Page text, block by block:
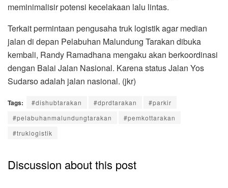
meminimalisir potensi kecelakaan lalu lintas.
Terkait permintaan pengusaha truk logistik agar median
jalan di depan Pelabuhan Malundung Tarakan dibuka
kembali, Randy Ramadhana mengaku akan berkoordinasi
dengan Balai Jalan Nasional. Karena status Jalan Yos
Sudarso adalah jalan nasional. (jkr)
Tags: #dishubtarakan #dprdtarakan
#parkir
#pelabuhanmalundungtarakan
#pemkottarakan
#truklogistik
Discussion about this post